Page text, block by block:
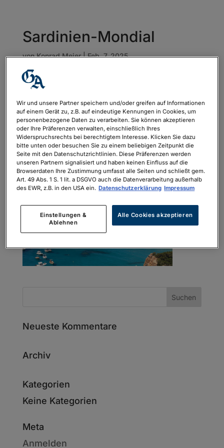
Sardinien-Mondial
vonKonrad Meier|Feb. 7, 2025
Neueste Kommentare
Archiv
Kategorien
Keine Kategorien
Meta
Anmelden
Wir und unsere Partner speichern und/oder greifen auf Informationen
auf einem Gerät zu, z.B. auf eindeutige Kennungen in Cookies, um
personenbezogene Daten zu verarbeiten. Sie können akzeptieren
oder Ihre Präferenzen verwalten, einschließlich Ihres
Widerspruchsrechts bei berechtigtem Interesse. Klicken Sie dazu
bitte unten oder besuchen Sie zu einem beliebigen Zeitpunkt die
Seite mit den Datenschutzrichtlinien. Diese Präferenzen werden
unseren Partnern signalisiert und haben keinen Einfluss auf die
Browserdaten Ihre Zustimmung umfasst alle Seiten und schließt gem.
Art. 49 Abs. 1 S. 1 lit. a DSGVO auch die Datenverarbeitung außerhalb
des EWR, z.B. in den USA ein. Datenschutzerklärung Impressum
Einstellungen &
Ablehnen
Alle Cookies akzeptieren